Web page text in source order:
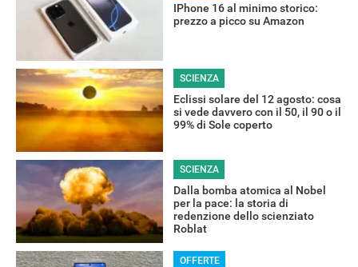
IPhone 16 al minimo storico:
prezzo a picco su Amazon
SCIENZA
Eclissi solare del 12 agosto: cosa
si vede davvero con il 50, il 90 o il
99% di Sole coperto
SCIENZA
Dalla bomba atomica al Nobel
per la pace: la storia di
redenzione dello scienziato
Roblat
OFFERTE